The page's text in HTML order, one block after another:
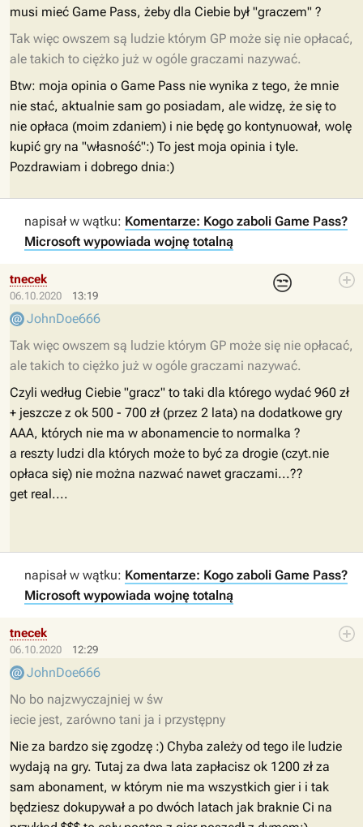
musi mieć Game Pass, żeby dla Ciebie był "graczem" ?
Tak więc owszem są ludzie którym GP może się nie opłacać,
ale takich to ciężko już w ogóle graczami nazywać.
Btw: moja opinia o Game Pass nie wynika z tego, że mnie
nie stać, aktualnie sam go posiadam, ale widzę, że się to
nie opłaca (moim zdaniem) i nie będę go kontynuował, wolę
kupić gry na "własność":) To jest moja opinia i tyle.
Pozdrawiam i dobrego dnia:)
napisał w wątku: Komentarze: Kogo zaboli Game Pass?
Microsoft wypowiada wojnę totalną
06.10.2020 13:19
😒
tnecek
JohnDoe666
Tak więc owszem są ludzie którym GP może się nie opłacać,
ale takich to ciężko już w ogóle graczami nazywać.
Czyli według Ciebie "gracz" to taki dla którego wydać 960 zł
+ jeszcze z ok 500 - 700 zł (przez 2 lata) na dodatkowe gry
AAA, których nie ma w abonamencie to normalka ?
a reszty ludzi dla których może to być za drogie (czyt.nie
opłaca się) nie można nazwać nawet graczami...??
get real....
napisał w wątku: Komentarze: Kogo zaboli Game Pass?
Microsoft wypowiada wojnę totalną
06.10.2020 12:29
tnecek
JohnDoe666
No bo najzwyczajniej w św
iecie jest, zarówno tani ja i przystępny
Nie za bardzo się zgodzę :) Chyba zależy od tego ile ludzie
wydają na gry. Tutaj za dwa lata zapłacisz ok 1200 zł za
sam abonament, w którym nie ma wszystkich gier i i tak
będziesz dokupywał a po dwóch latach jak braknie Ci na